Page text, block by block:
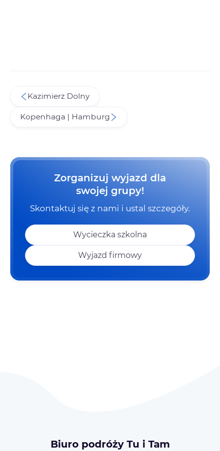
Kazimierz Dolny
Kopenhaga | Hamburg
Zorganizuj wyjazd dla
swojej grupy!
Skontaktuj się z nami i ustal szczegóły.
Wycieczka szkolna
Wyjazd firmowy
Biuro podróży Tu i Tam